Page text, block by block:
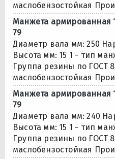
маслобензостойкая
Манжета армированная
79
Диаметр вала мм: 250
Высота мм: 15 1 - тип
Группа резины по ГОСТ
маслобензостойкая
Манжета армированная
79
Диаметр вала мм: 240
Высота мм: 15 1 - тип
Группа резины по ГОСТ
маслобензостойкая